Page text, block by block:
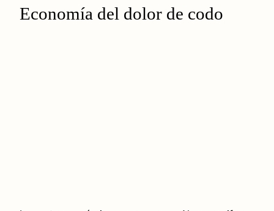
Economía del dolor de codo